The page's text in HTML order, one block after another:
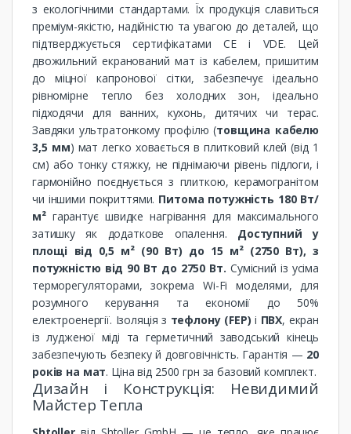
з екологічними стандартами. Їх продукція славиться
преміум-якістю, надійністю та увагою до деталей, що
підтверджується сертифікатами CE і VDE. Цей
двожильний екранований мат із кабелем, пришитим
до міцної капронової сітки, забезпечує ідеально
рівномірне тепло без холодних зон, ідеально
підходячи для ванних, кухонь, дитячих чи терас.
Завдяки ультратонкому профілю (товщина кабелю
3,5 мм) мат легко ховається в плитковий клей (від 1
см) або тонку стяжку, не піднімаючи рівень підлоги, і
гармонійно поєднується з плиткою, керамогранітом
чи іншими покриттями. Питома потужність 180 Вт/
м²гарантує швидке нагрівання для максимального
затишку як додаткове опалення. Доступний у
площі від 0,5 м² (90 Вт) до 15 м² (2750 Вт), з
потужністю від 90 Вт до 2750 Вт. Сумісний із усіма
терморегуляторами, зокрема Wi-Fi моделями, для
розумного керування та економії до 50%
електроенергії. Ізоляція з тефлону (FEP) і ПВХ, екран
із лудженої міді та герметичний заводський кінець
забезпечують безпеку й довговічність. Гарантія — 20
років на мат. Ціна від 2500 грн за базовий комплект.
Дизайн і Конструкція: Невидимий
Майстер Тепла